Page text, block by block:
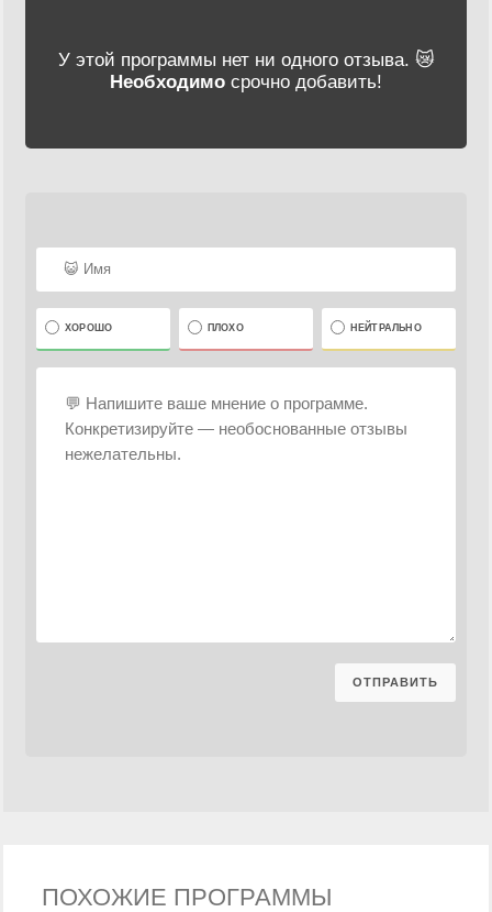
У этой программы нет ни одного отзыва. 😿
Необходимо срочно добавить!
ХОРОШО ПЛОХО НЕЙТРАЛЬНО
ПОХОЖИЕ ПРОГРАММЫ